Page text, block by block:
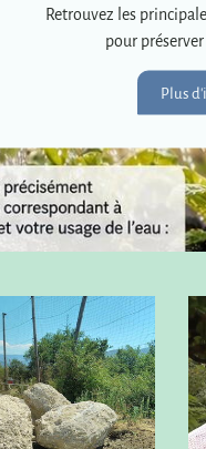
Retrouvez les
pour
Plus